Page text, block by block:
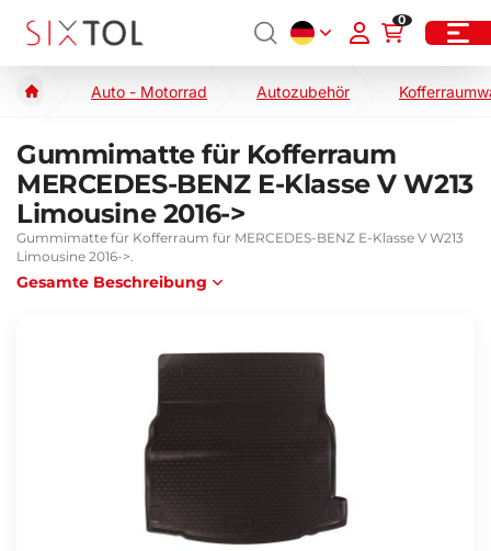
0
Auto - Motorrad Autozubehör
Gummimatte für Kofferraum
MERCEDES-BENZ E-Klasse V W213
Limousine 2016->
Gummimatte für Kofferraum für MERCEDES-BENZ E-Klasse V W213
Limousine 2016->.
Gesamte Beschreibung